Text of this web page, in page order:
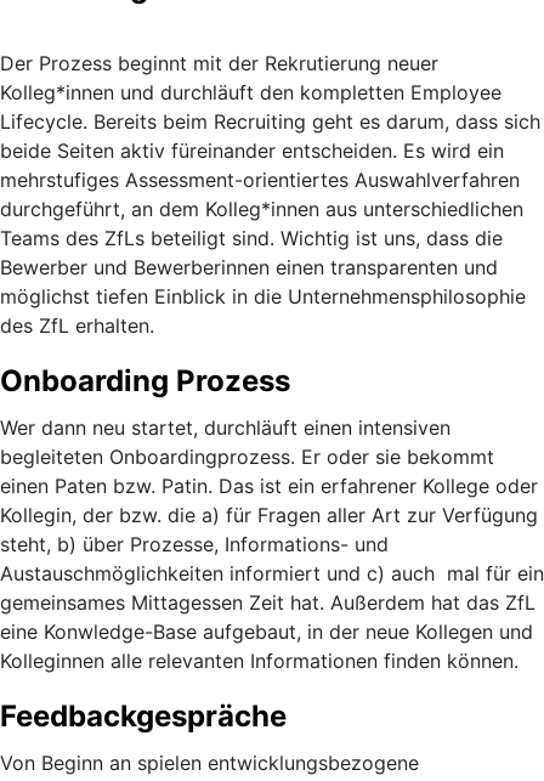
Der Prozess beginnt mit der Rekrutierung neuer
Kolleg*innen und durchläuft den kompletten Employee
Lifecycle. Bereits beim Recruiting geht es darum, dass sich
beide Seiten aktiv füreinander entscheiden. Es wird ein
mehrstufiges Assessment-orientiertes Auswahlverfahren
durchgeführt, an dem Kolleg*innen aus unterschiedlichen
Teams des ZfLs beteiligt sind. Wichtig ist uns, dass die
Bewerber und Bewerberinnen einen transparenten und
möglichst tiefen Einblick in die Unternehmensphilosophie
des ZfL erhalten.
Onboarding Prozess
Wer dann neu startet, durchläuft einen intensiven
begleiteten Onboardingprozess. Er oder sie bekommt
einen Paten bzw. Patin. Das ist ein erfahrener Kollege oder
Kollegin, der bzw. die a) für Fragen aller Art zur Verfügung
steht, b) über Prozesse, Informations- und
Austauschmöglichkeiten informiert und c) auch mal für ein
gemeinsames Mittagessen Zeit hat. Außerdem hat das ZfL
eine Konwledge-Base aufgebaut, in der neue Kollegen und
Kolleginnen alle relevanten Informationen finden können.
Feedbackgespräche
Von Beginn an spielen entwicklungsbezogene